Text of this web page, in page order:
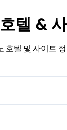
텔 &
호텔 및 사이트